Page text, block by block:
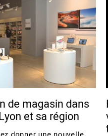
de magasin dans
et sa région